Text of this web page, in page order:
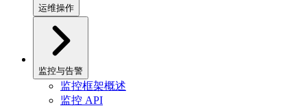
运维操作
监控与告警
监控框架概述
监控 API